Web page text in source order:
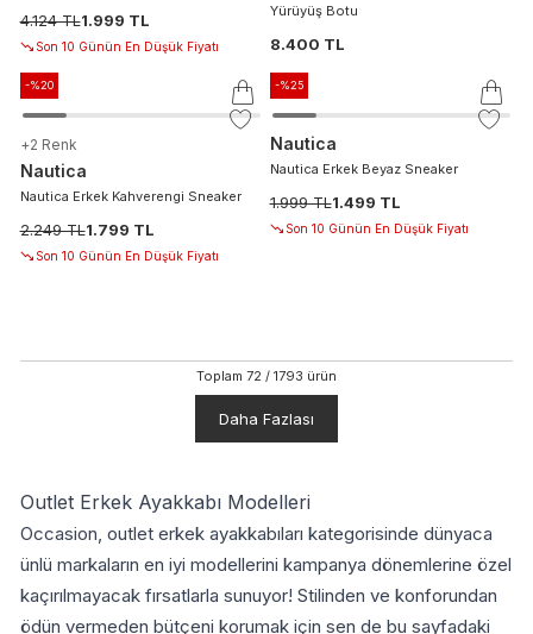
4.124 TL1.999 TL
Son 10 Günün En Düşük Fiyatı
Yürüyüş Botu
8.400 TL
-%20
+2 Renk
Nautica
Nautica Erkek Kahverengi Sneaker
2.249 TL1.799 TL
Son 10 Günün En Düşük Fiyatı
-%25
Nautica
Nautica Erkek Beyaz Sneaker
1.999 TL1.499 TL
Son 10 Günün En Düşük Fiyatı
Toplam 72 / 1793 ürün
Daha Fazlası
Outlet Erkek Ayakkabı Modelleri
Occasion, outlet erkek ayakkabıları kategorisinde dünyaca
ünlü markaların en iyi modellerini kampanya dönemlerine özel
kaçırılmayacak fırsatlarla sunuyor! Stilinden ve konforundan
ödün vermeden bütçeni korumak için sen de bu sayfadaki